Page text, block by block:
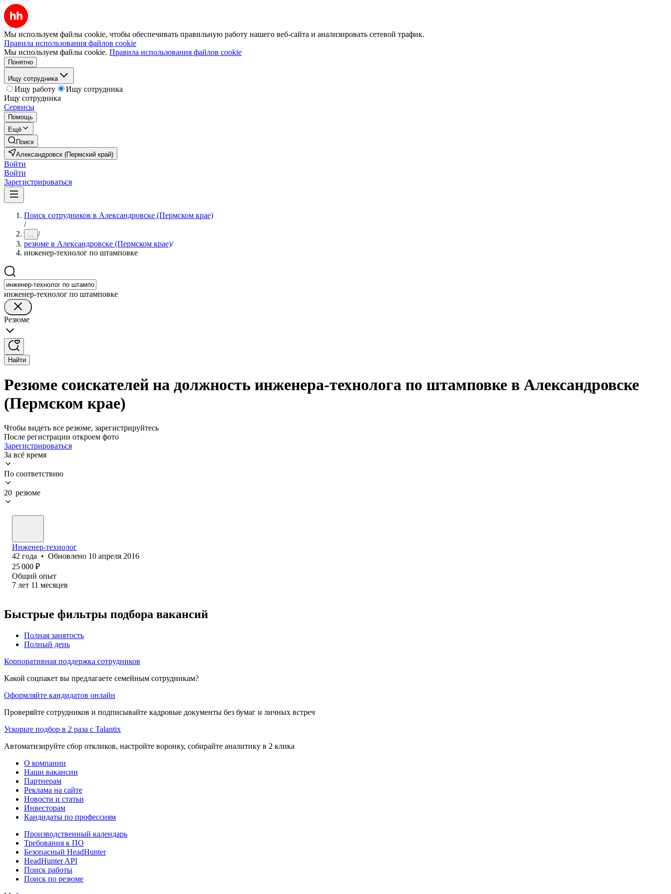
Мы используем файлы cookie, чтобы обеспечивать правильную работу нашего веб-сайта и анализировать сетевой трафик.
Правила использования файлов cookie
Мы используем файлы cookie. Правила использования файлов cookie
Понятно
Ищу сотрудника
Ищу работу
Ищу сотрудника
Ищу сотрудника
Сервисы
Помощь
Ещё
Поиск
Александровск (Пермский край)
Войти
Войти
Зарегистрироваться
Поиск сотрудников в Александровске (Пермском крае)
/
... /
резюме в Александровске (Пермском крае)/
инженер-технолог по штамповке
инженер-технолог по штамповке
Резюме
Найти
Резюме соискателей на должность инженера-технолога по штамповке в Александровске
(Пермском крае)
Чтобы видеть все резюме, зарегистрируйтесь
После регистрации откроем фото
Зарегистрироваться
За всё время
По соответствию
20 резюме
Инженер-технолог
42 года • Обновлено 10 апреля 2016
25 000 ₽
Общий опыт
7 лет 11 месяцев
Быстрые фильтры подбора вакансий
Полная занятость
Полный день
Корпоративная поддержка сотрудников
Какой соцпакет вы предлагаете семейным сотрудникам?
Оформляйте кандидатов онлайн
Проверяйте сотрудников и подписывайте кадровые документы без бумаг и личных встреч
Ускорьте подбор в 2 раза с Talantix
Автоматизируйте сбор откликов, настройте воронку, собирайте аналитику в 2 клика
О компании
Наши вакансии
Партнерам
Реклама на сайте
Новости и статьи
Инвесторам
Кандидаты по профессиям
Производственный календарь
Требования к ПО
Безопасный HeadHunter
HeadHunter API
Поиск работы
Поиск по резюме